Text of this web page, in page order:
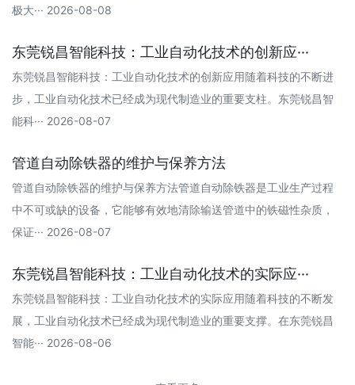
极大··· 2026-08-08
东莞锐昌智能科技：工业自动化技术的创新应···
东莞锐昌智能科技：工业自动化技术的创新应用随着科技的不断进
步，工业自动化技术已经成为现代制造业的重要支柱。东莞锐昌智
能科··· 2026-08-07
管道自动除铁器的维护与保养方法
管道自动除铁器的维护与保养方法管道自动除铁器是工业生产过程
中不可或缺的设备，它能够有效地清除输送管道中的铁磁性杂质，
保证··· 2026-08-07
东莞锐昌智能科技：工业自动化技术的实际应···
东莞锐昌智能科技：工业自动化技术的实际应用随着科技的不断发
展，工业自动化技术已经成为现代制造业的重要支撑。在东莞锐昌
智能··· 2026-08-06